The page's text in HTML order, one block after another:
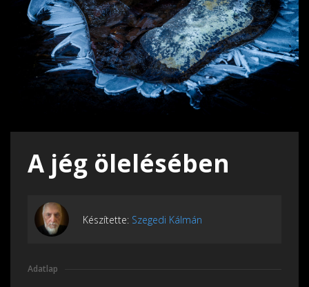
A jég ölelésében
Készítette: Szegedi Kálmán
Adatlap